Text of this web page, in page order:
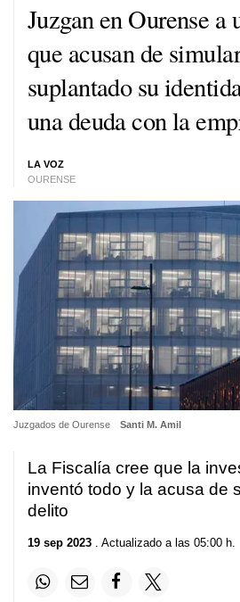
Juzgan en Ourense a
que acusan de
suplantado su
una deuda con la
LA VOZ
OURENSE
Juzgados de Ourense Santi M. Amil
La Fiscalía cree que la
inventó todo y la acusa de
delito
19 sep 2023 . Actualizado a las 05:00 h.